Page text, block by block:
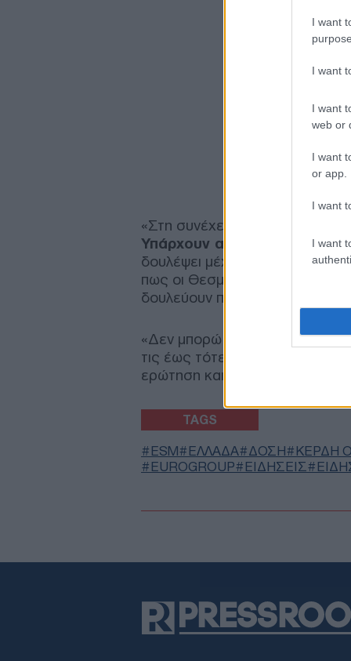
I want
I want
I want
web or
I want
or app.
I want
I want
«Στη συνέχεια το Eurogroup,
Υπάρχουν ακόμη ανοιχτά
δουλέψει μέχρι να
πως οι Θεσμοί είναι σε
δουλεύουν πολύ σκληρά.
«Δεν μπορώ να σας πω τι θα
τις έως τότε εξελίξεις»,
ερώτηση και αφήνοντας για
TAGS
ESM ΕΛΛΑΔΑ ΔΟΣΗ ΚΕΡΔΗ
EUROGROUP
ΕΙΔΗΣΕΙΣ